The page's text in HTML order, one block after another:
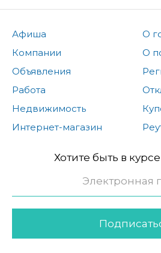
Афиша
Компании
Объявления
Работа
Недвижимость
Интернет-магазин
О
О
Хотите быть в